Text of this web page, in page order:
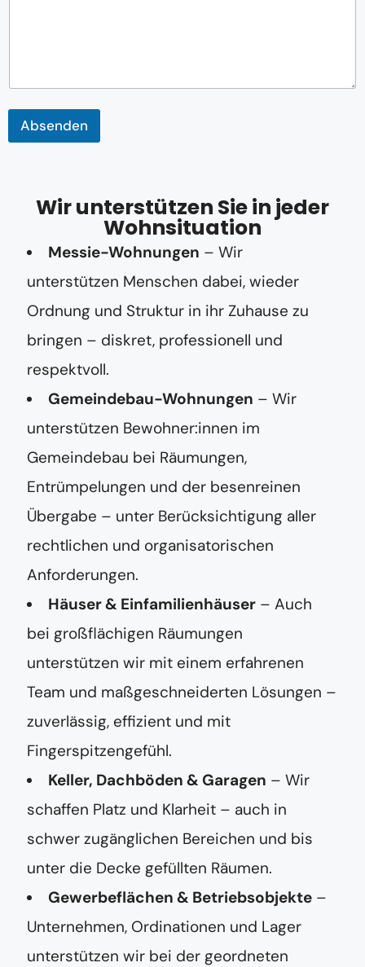
T
Absenden
Wir unterstützen Sie in jeder
Wohnsituation
Messie-Wohnungen – Wir
unterstützen Menschen dabei, wieder
Ordnung und Struktur in ihr Zuhause zu
bringen – diskret, professionell und
respektvoll.
Gemeindebau-Wohnungen – Wir
unterstützen Bewohner:innen im
Gemeindebau bei Räumungen,
Entrümpelungen und der besenreinen
Übergabe – unter Berücksichtigung aller
rechtlichen und organisatorischen
Anforderungen.
Häuser & Einfamilienhäuser – Auch
bei großflächigen Räumungen
unterstützen wir mit einem erfahrenen
Team und maßgeschneiderten Lösungen –
zuverlässig, effizient und mit
Fingerspitzengefühl.
Keller, Dachböden & Garagen – Wir
schaffen Platz und Klarheit – auch in
schwer zugänglichen Bereichen und bis
unter die Decke gefüllten Räumen.
Gewerbeflächen & Betriebsobjekte –
Unternehmen, Ordinationen und Lager
unterstützen wir bei der geordneten